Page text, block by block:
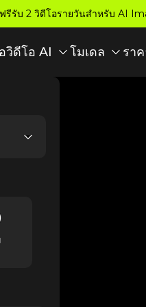
รีรับ 2 วิดีโอรายวันสำหรับ AI
วิดีโอ AI โมเดล รา